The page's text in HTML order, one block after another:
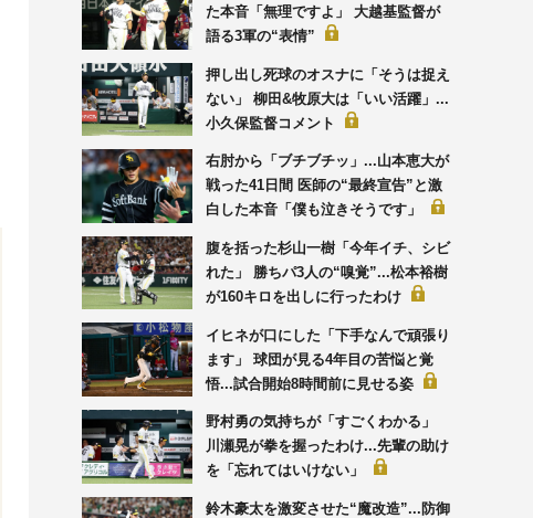
た本音「無理ですよ」 大越基監督が
語る3軍の“表情”
押し出し死球のオスナに「そうは捉え
ない」 柳田&牧原大は「いい活躍」...
小久保監督コメント
右肘から「ブチブチッ」...山本恵大が
戦った41日間 医師の“最終宣告”と激
白した本音「僕も泣きそうです」
腹を括った杉山一樹「今年イチ、シビ
れた」 勝ちパ3人の“嗅覚”...松本裕樹
が160キロを出しに行ったわけ
イヒネが口にした「下手なんで頑張り
ます」 球団が見る4年目の苦悩と覚
悟...試合開始8時間前に見せる姿
野村勇の気持ちが「すごくわかる」
川瀬晃が拳を握ったわけ...先輩の助け
を「忘れてはいけない」
鈴木豪太を激変させた“魔改造”...防御